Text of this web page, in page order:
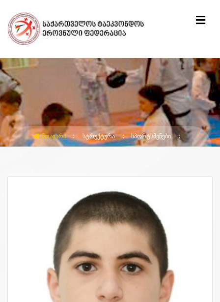
ᲛᲗᲐᲕᲐᲠᲘ ᲡᲢᲠᲣᲥᲢᲣᲠᲐ ᲡᲞᲝᲠᲢᲡᲛᲔᲜᲔᲑᲘ